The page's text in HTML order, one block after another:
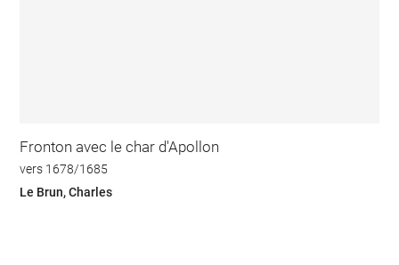
Fronton avec le char d'Apollon
vers 1678/1685
Le Brun, Charles